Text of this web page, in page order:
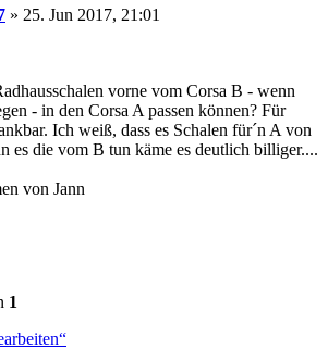
» 25. Jun 2017, 21:01
vorne vom Corsa B - wenn
- in den Corsa A passen können? Für
Ich weiß, dass es Schalen für´n A von
es die vom B tun käme es deutlich billiger....
von Jann
1